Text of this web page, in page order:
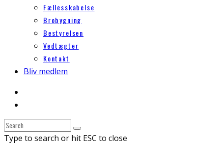
Fællesskabelse
Brobygning
Bestyrelsen
Vedtægter
Kontakt
Bliv medlem
Type to search or hit ESC to close